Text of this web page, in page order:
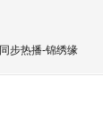
同步热播-锦绣缘